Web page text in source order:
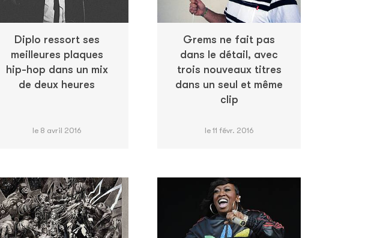
Diplo ressort ses
meilleures plaques
hip-hop dans un mix
de deux heures
le 8 avril 2016
Grems ne fait pas
dans le détail, avec
trois nouveaux titres
dans un seul et même
clip
le 11 févr. 2016